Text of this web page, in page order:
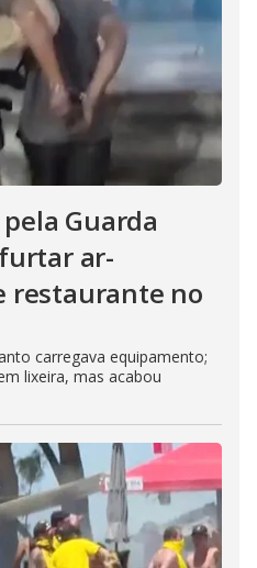
Guarda
ar-
restaurante no
carregava equipamento;
lixeira, mas acabou